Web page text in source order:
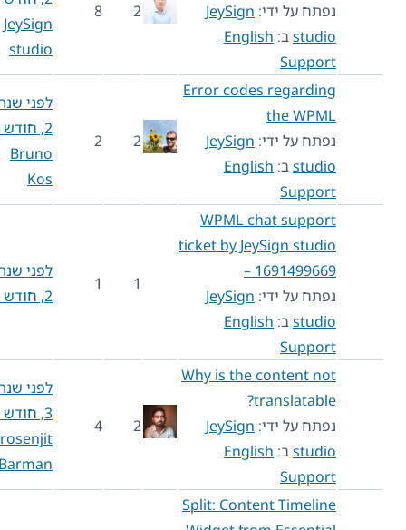
נפתח על ידי:JeySign
studioב:English
Support
2
JeySign
studio
Error codes regarding
the WPML
נפתח על ידי:JeySign
studioב:English
Support
2
לפני שנה
Bruno
Kos
WPML chat support
ticket by JeySign studio
– 1691499669
נפתח על ידי:JeySign
studioב:English
Support
לפני שנה
Why is the content not
translatable?
נפתח על ידי:JeySign
studioב:English
Support
2
לפני שנה
Prosenjit
Barman
Split: Content Timeline